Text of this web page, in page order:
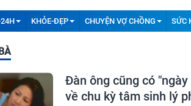
KHỎE-ĐẸP CHUYỆN VỢ CHỒNG SỨC
Đàn ông cũng có
về chu kỳ tâm sinh lý